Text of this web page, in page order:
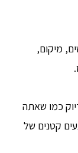
מיקום,
כמו שאתה
קטנים של